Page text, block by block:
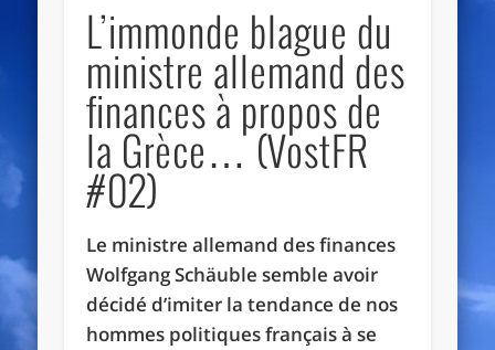
L’immonde blague du
ministre allemand des
finances à propos de
la Grèce… (VostFR
#02)
Le ministre allemand des finances
Wolfgang Schäuble semble avoir
décidé d’imiter la tendance de nos
hommes politiques français à se